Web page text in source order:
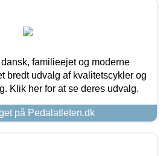
familieejet og moderne
bredt udvalg af kvalitetscykler og
Klik her for at se deres udvalg.
på Pedalatleten.dk